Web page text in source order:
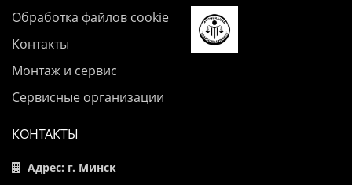
Обработка файлов cookie
Контакты
Монтаж и сервис
Сервисные организации
КОНТАКТЫ
Адрес: г. Минск